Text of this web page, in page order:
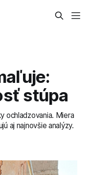
stúpa
ochladzovania. Miera
aj najnovšie analýzy.